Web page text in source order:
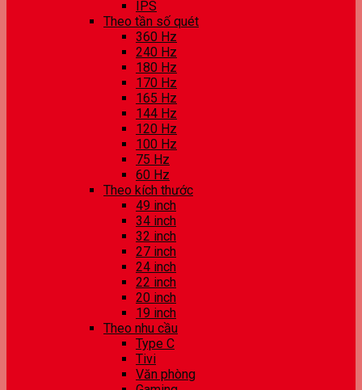
IPS
Theo tần số quét
360 Hz
240 Hz
180 Hz
170 Hz
165 Hz
144 Hz
120 Hz
100 Hz
75 Hz
60 Hz
Theo kích thước
49 inch
34 inch
32 inch
27 inch
24 inch
22 inch
20 inch
19 inch
Theo nhu cầu
Type C
Tivi
Văn phòng